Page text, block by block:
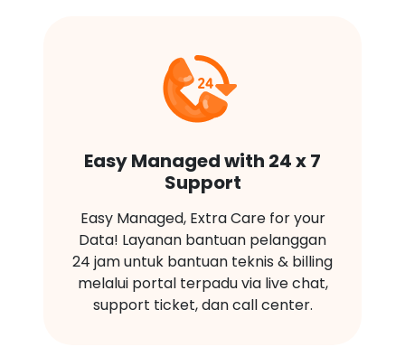
Easy Managed with 24 x 7
Support
Easy Managed, Extra Care for your
Data! Layanan bantuan pelanggan
24 jam untuk bantuan teknis & billing
melalui portal terpadu via live chat,
support ticket, dan call center.